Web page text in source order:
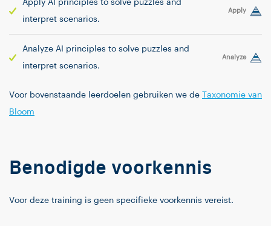
Apply AI principles to solve puzzles and
interpret scenarios.
Apply
Analyze AI principles to solve puzzles and
interpret scenarios.
Analyze
Voor bovenstaande leerdoelen gebruiken we de
Taxonomie van
Bloom
Benodigde voorkennis
Voor deze training is geen specifieke voorkennis vereist.